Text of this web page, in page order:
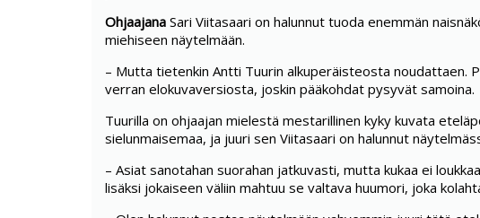
Ohjaajana Sari Viitasaari on halunnut tuoda enemmän
miehiseen näytelmään.
– Mutta tietenkin Antti Tuurin alkuperäisteosta noudattaen.
verran elokuvaversiosta, joskin pääkohdat pysyvät samoina.
Tuurilla on ohjaajan mielestä mestarillinen kyky kuvata
sielunmaisemaa, ja juuri sen Viitasaari on halunnut
– Asiat sanotahan suorahan jatkuvasti, mutta kukaa ei
lisäksi jokaiseen väliin mahtuu se valtava huumori, joka